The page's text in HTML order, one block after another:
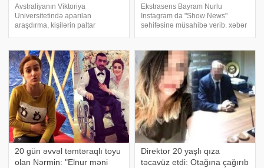
Avstraliyanın Viktoriya
Universitetində aparılan
araşdırma, kişilərin paltar
necə göründüklərini daha çox
önəmsədiyini ortaya çıxarıb. -
a istinadən xəbər verir ki
Ekstrasens Bayram Nurlu
Instagram da "Show News"
səhifəsinə müsahibə verib. xəbər
böyütdürdüyünü dilə gətirib. O,
bu barədə açıqlama da verib:
"Dişlərimi düzəltdirirdi
20 gün əvvəl təmtəraqlı toyu
olan Nərmin: "Elnur məni
Direktor 20 yaşlı qıza
təcavüz etdi: Otağına çağırıb